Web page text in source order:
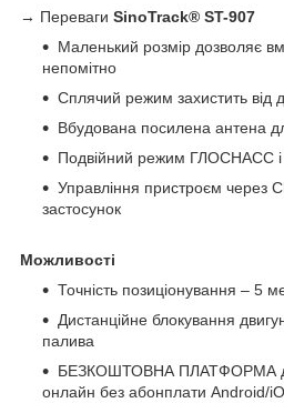
→ Переваги SinoTrack® ST-907
Маленький розмір дозволяє
непомітно
Сплячий режим захистить від
Вбудована посилена антена
Подвійний режим ГЛОСНАСС і
Управління пристроєм через
застосунок
Можливості
Точність позиціонування – 5
Дистанційне блокування
палива
БЕЗКОШТОВНА ПЛАТФОРМА
онлайн без абонплати Android/